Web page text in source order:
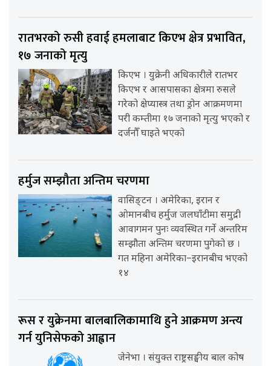
रातभरको रुसी हवाई हमलाबाट किएभ क्षेत्र प्रभावित,
१७ जनाको मृत्यु
किएभ । युक्रेनी अधिकारीले रातभर
किएभ र आसपासका क्षेत्रमा रुसले
गरेको क्षेप्यास्त्र तथा ड्रोन आक्रमणमा
परी कम्तीमा १७ जनाको मृत्यु भएको र
दर्जनौँ घाइते भएको
हर्मुज सम्झौता अन्तिम चरणमा
वासिङ्टन । अमेरिका, इरान र
ओमानबीच हर्मुज जलघाँटीमा समुद्री
आवागमन पुनः व्यवस्थित गर्ने अन्तरिम
सम्झौता अन्तिम चरणमा पुगेको छ ।
गत महिना अमेरिका–इरानबीच भएको
१४
रूस र युक्रेनमा बालबालिकामाथि हुने आक्रमण अन्त्य
गर्न युनिसेफको आह्वान
जेनेभा । संयुक्त राष्ट्रसङ्घीय बाल कोष